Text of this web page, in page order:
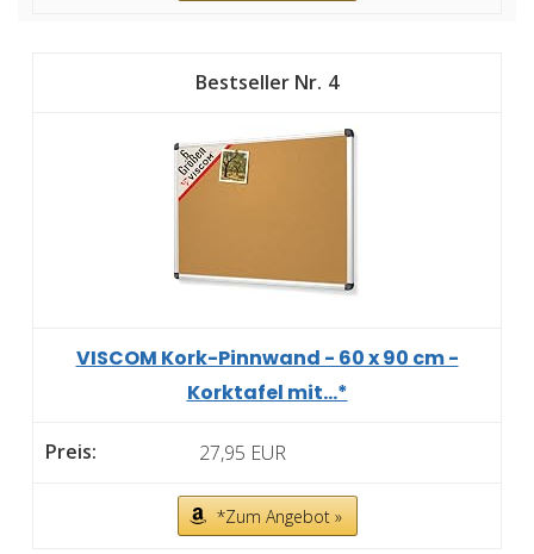
4
VISCOM Kork-Pinnwand - 60 x 90 cm -
Korktafel mit...*
27,95 EUR
*Zum Angebot »